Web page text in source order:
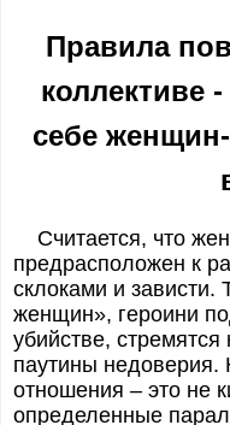
Правила
коллективе
себе
Считается, что
предрасположен к
склоками и
женщин», героини
убийстве,
паутины
отношения – это не
определенные